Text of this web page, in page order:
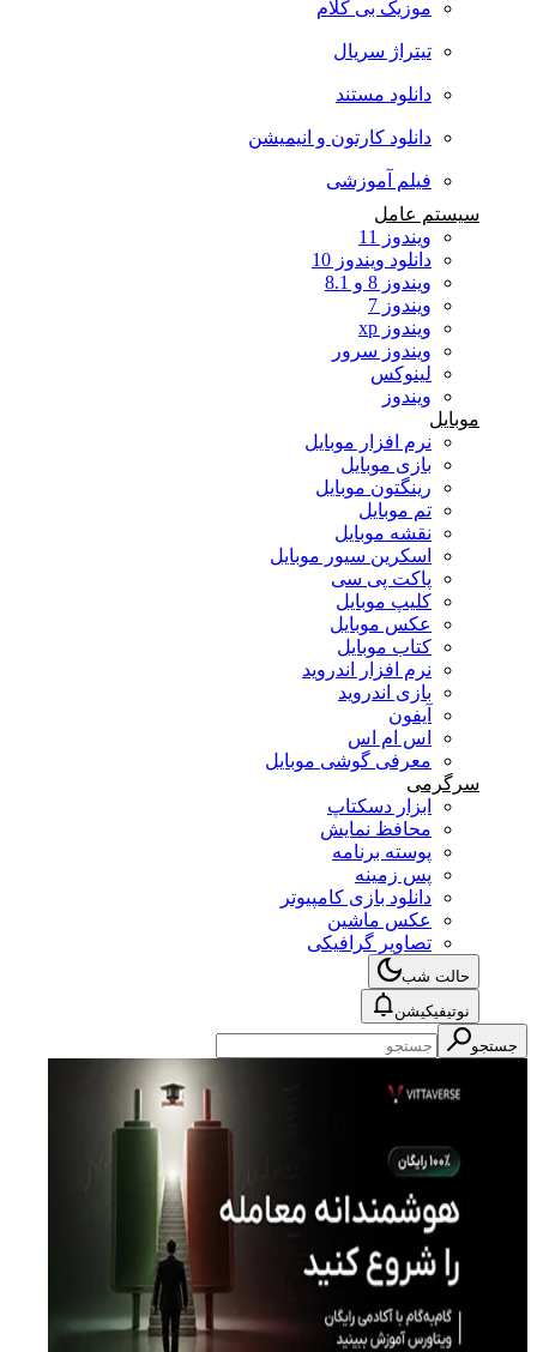
موزیک بی کلام
تیتراژ سریال
دانلود مستند
دانلود کارتون و انیمیشن
فیلم آموزشی
سیستم عامل
ویندوز 11
دانلود ویندوز 10
ویندوز 8 و 8.1
ویندوز 7
ویندوز xp
ویندوز سرور
لینوکس
ویندوز
موبایل
نرم افزار موبایل
بازی موبایل
رینگتون موبایل
تم موبایل
نقشه موبایل
اسکرین سیور موبایل
پاکت پی سی
کلیپ موبایل
عکس موبایل
کتاب موبایل
نرم افزار اندروید
بازی اندروید
آیفون
اس ام اس
معرفی گوشی موبایل
سرگرمی
ابزار دسکتاپ
محافظ نمایش
پوسته برنامه
پس زمینه
دانلود بازی کامپیوتر
عکس ماشین
تصاویر گرافیکی
حالت شب
نوتیفیکیشن
جستجو